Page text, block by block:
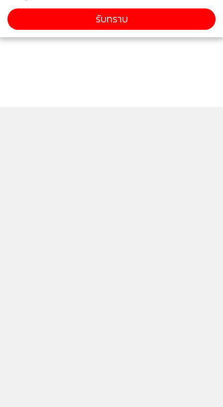
สำหรับ แอนโทนี บลิงเคน รัฐมนตรีต่างประเทศอเมริกา แถลง
เมื่อวันอังคารว่า จะไม่มีการพบปะกันแบบเห็นหน้าระหว่าง
รับทราบ